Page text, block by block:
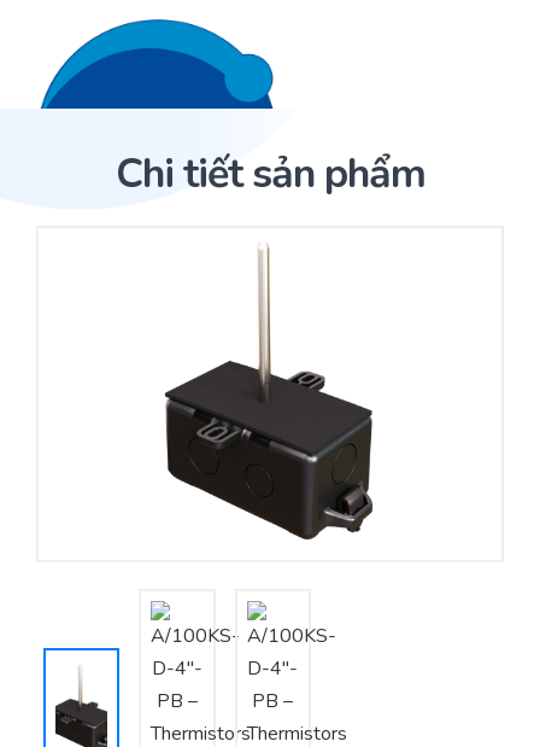
Trang Chủ
Nhà phân phối cảm biến
Nhà sản xuất thiết bị điều khiển
Cung cấp giải pháp quản lý cho toà nhà (BMS)
Tư vấn – Thiết kế – Cung cấp thiết bị HVAC
Tư vấn thiết kế, thi công tủ điều khiển
Thi công – Lắp đặt hệ thống HVAC
Chi tiết sản phẩm
Sản phẩm